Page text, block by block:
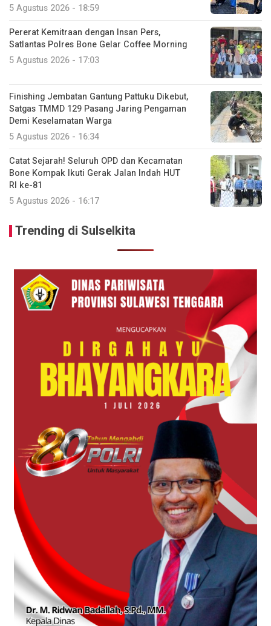
5 Agustus 2026 - 18:59
Pererat Kemitraan dengan Insan Pers,
Satlantas Polres Bone Gelar Coffee Morning
5 Agustus 2026 - 17:03
Finishing Jembatan Gantung Pattuku Dikebut,
Satgas TMMD 129 Pasang Jaring Pengaman
Demi Keselamatan Warga
5 Agustus 2026 - 16:34
Catat Sejarah! Seluruh OPD dan Kecamatan
Bone Kompak Ikuti Gerak Jalan Indah HUT
RI ke-81
5 Agustus 2026 - 16:17
Trending di Sulselkita